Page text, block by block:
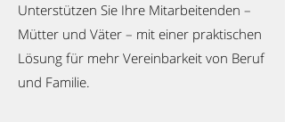
Unterstützen Sie Ihre Mitarbeitenden –
Mütter und Väter – mit einer praktischen
Lösung für mehr Vereinbarkeit von Beruf
und Familie.